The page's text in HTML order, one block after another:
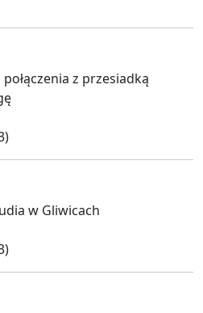
z przesiadką
w Gliwicach